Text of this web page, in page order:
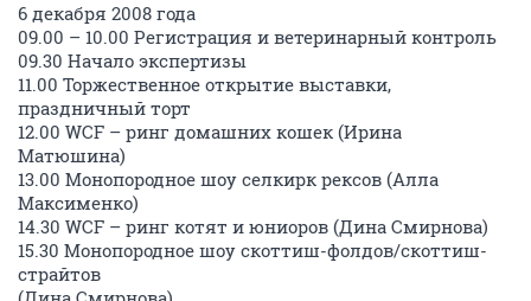
6 декабря 2008 года
09.00 – 10.00 Регистрация и ветеринарный контроль
09.30 Начало экспертизы
11.00 Торжественное открытие выставки,
праздничный торт
12.00 WCF – ринг домашних кошек (Ирина
Матюшина)
13.00 Монопородное шоу селкирк рексов (Алла
Максименко)
14.30 WCF – ринг котят и юниоров (Дина Смирнова)
15.30 Монопородное шоу скоттиш-фолдов/скоттиш-
страйтов